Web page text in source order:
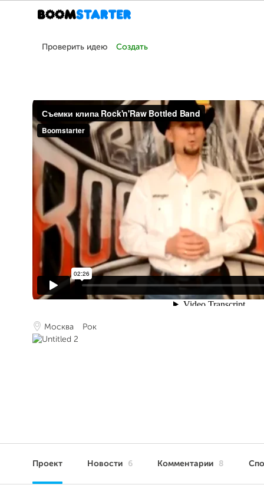
Проверить идею Создать
Москва Рок
Проект Новости 6 Комментарии 8